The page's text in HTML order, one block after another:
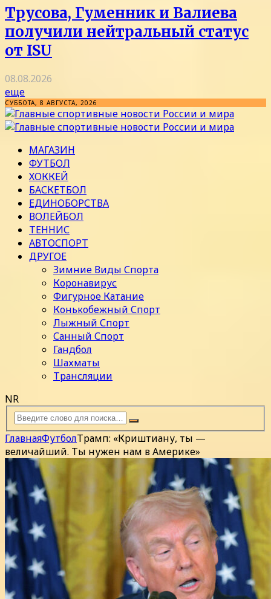
Трусова, Гуменник и Валиева
получили нейтральный статус
от ISU
08.08.2026
еще
СУББОТА, 8 АВГУСТА, 2026
МАГАЗИН
ФУТБОЛ
ХОККЕЙ
БАСКЕТБОЛ
ЕДИНОБОРСТВА
ВОЛЕЙБОЛ
ТЕННИС
АВТОСПОРТ
ДРУГОЕ
Зимние Виды Спорта
Коронавирус
Фигурное Катание
Конькобежный Спорт
Лыжный Спорт
Санный Спорт
Гандбол
Шахматы
Трансляции
NR
ГлавнаяФутболТрамп: «Криштиану, ты —
величайший. Ты нужен нам в Америке»